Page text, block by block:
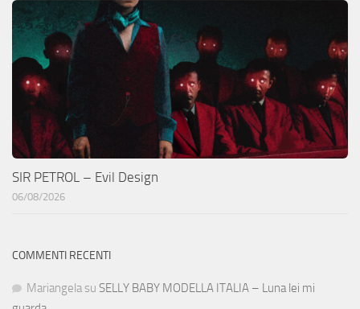
SIR PETROL – Evil Design
06/08/2026
COMMENTI RECENTI
Mariangela su SELLY BABY MODELLA ITALIA – Luna lei mi